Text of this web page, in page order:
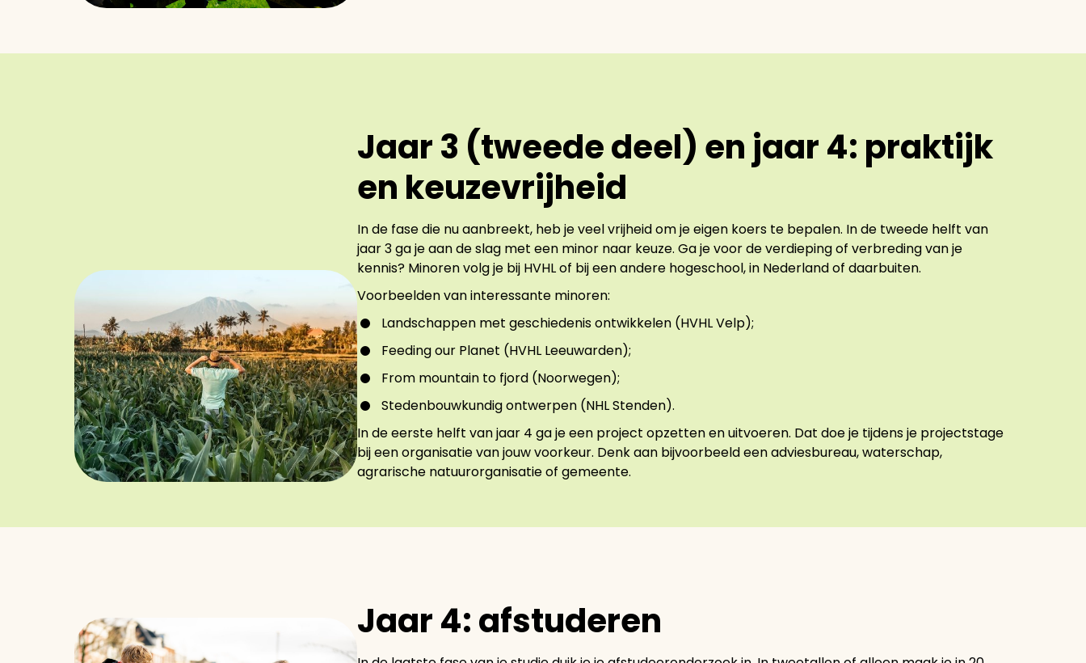
Jaar 3 (tweede deel) en jaar 4: praktijk
en keuzevrijheid
In de fase die nu aanbreekt, heb je veel vrijheid om je eigen koers te bepalen. In de tweede helft van
jaar 3 ga je aan de slag met een minor naar keuze. Ga je voor de verdieping of verbreding van je
kennis? Minoren volg je bij HVHL of bij een andere hogeschool, in Nederland of daarbuiten.
Voorbeelden van interessante minoren:
Landschappen met geschiedenis ontwikkelen (HVHL Velp);
Feeding our Planet (HVHL Leeuwarden);
From mountain to fjord (Noorwegen);
Stedenbouwkundig ontwerpen (NHL Stenden).
In de eerste helft van jaar 4 ga je een project opzetten en uitvoeren. Dat doe je tijdens je projectstage
bij een organisatie van jouw voorkeur. Denk aan bijvoorbeeld een adviesbureau, waterschap,
agrarische natuurorganisatie of gemeente.
Jaar 4: afstuderen